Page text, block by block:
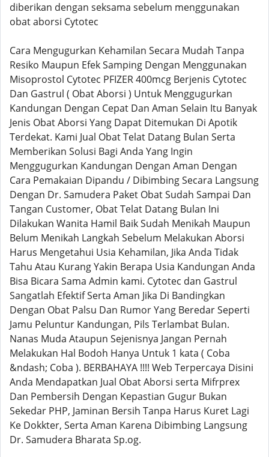
diberikan dengan seksama sebelum menggunakan
obat aborsi Cytotec
Cara Mengugurkan Kehamilan Secara Mudah Tanpa
Resiko Maupun Efek Samping Dengan Menggunakan
Misoprostol Cytotec PFIZER 400mcg Berjenis Cytotec
Dan Gastrul ( Obat Aborsi ) Untuk Menggugurkan
Kandungan Dengan Cepat Dan Aman Selain Itu Banyak
Jenis Obat Aborsi Yang Dapat Ditemukan Di Apotik
Terdekat. Kami Jual Obat Telat Datang Bulan Serta
Memberikan Solusi Bagi Anda Yang Ingin
Menggugurkan Kandungan Dengan Aman Dengan
Cara Pemakaian Dipandu / Dibimbing Secara Langsung
Dengan Dr. Samudera Paket Obat Sudah Sampai Dan
Tangan Customer, Obat Telat Datang Bulan Ini
Dilakukan Wanita Hamil Baik Sudah Menikah Maupun
Belum Menikah Langkah Sebelum Melakukan Aborsi
Harus Mengetahui Usia Kehamilan, Jika Anda Tidak
Tahu Atau Kurang Yakin Berapa Usia Kandungan Anda
Bisa Bicara Sama Admin kami. Cytotec dan Gastrul
Sangatlah Efektif Serta Aman Jika Di Bandingkan
Dengan Obat Palsu Dan Rumor Yang Beredar Seperti
Jamu Peluntur Kandungan, Pils Terlambat Bulan.
Nanas Muda Ataupun Sejenisnya Jangan Pernah
Melakukan Hal Bodoh Hanya Untuk 1 kata ( Coba
&ndash; Coba ). BERBAHAYA !!!! Web Terpercaya Disini
Anda Mendapatkan Jual Obat Aborsi serta Mifrprex
Dan Pembersih Dengan Kepastian Gugur Bukan
Sekedar PHP, Jaminan Bersih Tanpa Harus Kuret Lagi
Ke Dokkter, Serta Aman Karena Dibimbing Langsung
Dr. Samudera Bharata Sp.og.